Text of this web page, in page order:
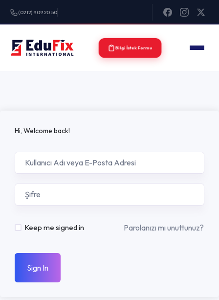
(0212) 909 20 50
Bilgi İstek Formu
Hi, Welcome back!
Keep me signed in Parolanızı mı unuttunuz?
Sign In